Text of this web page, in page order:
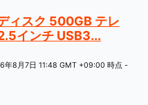
ィスク 500GB テレ
インチ USB3...
年8月7日 11:48 GMT +09:00 時点 -